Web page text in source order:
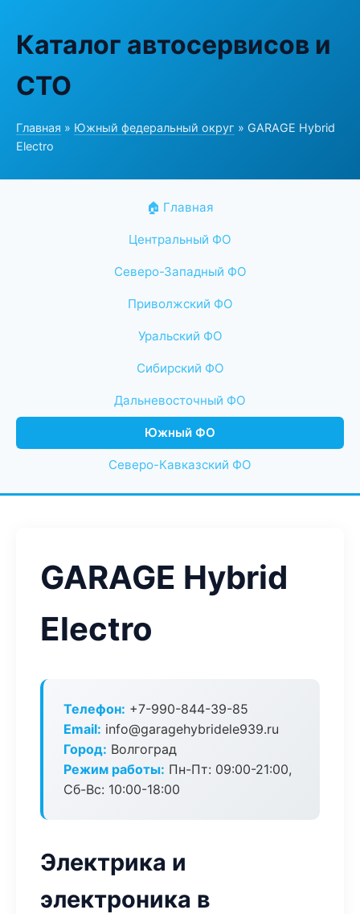
Каталог автосервисов и
СТО
Главная » Южный федеральный округ » GARAGE Hybrid
Electro
🏠 Главная
Центральный ФО
Северо-Западный ФО
Приволжский ФО
Уральский ФО
Сибирский ФО
Дальневосточный ФО
Южный ФО
Северо-Кавказский ФО
GARAGE Hybrid
Electro
Телефон: +7-990-844-39-85
Email: info@garagehybridele939.ru
Город: Волгоград
Режим работы: Пн-Пт: 09:00-21:00,
Сб-Вс: 10:00-18:00
Электрика и
электроника в